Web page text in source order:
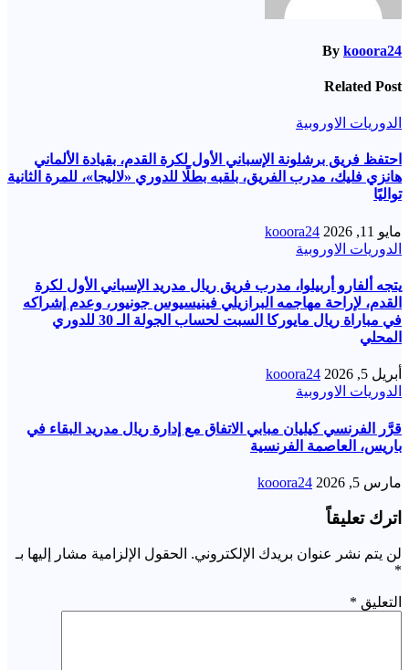
By kooora24
Related Post
الدوريات الاوروبية
احتفظ فريق برشلونة الإسباني الأول لكرة القدم، بقيادة الألماني
هانزي فليك، مدرب الفريق، بلقبه بطلًا للدوري «لاليجا»، للمرة الثانية
تواليًا
مايو 11, 2026
kooora24
الدوريات الاوروبية
يتجه ألفارو أربيلوا، مدرب فريق ريال مدريد الإسباني الأول لكرة
القدم، لإراحة مهاجمه البرازيلي فينيسيوس جونيور، وعدم إشراكه
في مباراة ريال مايوركا السبت لحساب الجولة الـ 30 للدوري
المحلي
أبريل 5, 2026
kooora24
الدوريات الاوروبية
قرَّر الفرنسي كيليان مبابي الاتفاق مع إدارة ريال مدريد البقاء في
باريس، العاصمة الفرنسية
مارس 5, 2026 kooora24
اترك تعليقاً
لن يتم نشر عنوان بريدك الإلكتروني. الحقول الإلزامية مشار إليها بـ
*
التعليق *